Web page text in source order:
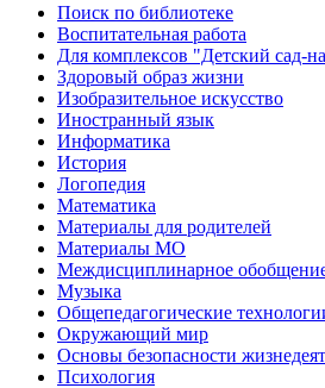
Поиск по библиотеке
Воспитательная работа
Для комплексов "Детский сад-
Здоровый образ жизни
Изобразительное искусство
Иностранный язык
Информатика
История
Логопедия
Математика
Материалы для родителей
Материалы МО
Междисциплинарное
Музыка
Общепедагогические
Окружающий мир
Основы безопасности
Психология